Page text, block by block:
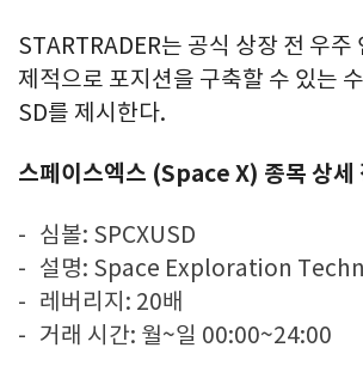
STARTRADER는 공식 상장 전 우주
제적으로 포지션을 구축할 수 있는
SD를 제시한다.
스페이스엑스 (Space X) 종목 상세
심볼: SPCXUSD
설명: Space Exploration
레버리지: 20배
거래 시간: 월~일 00:00~24:00